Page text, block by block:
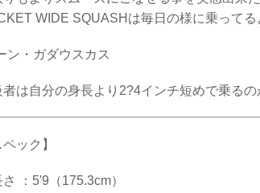
WIDE SQUASHは毎日の様に乗ってる
ン・ガダウスカス
者は自分の身長より2?4インチ短めで乗るの
ペック】
さ ：5'9（175.3cm）